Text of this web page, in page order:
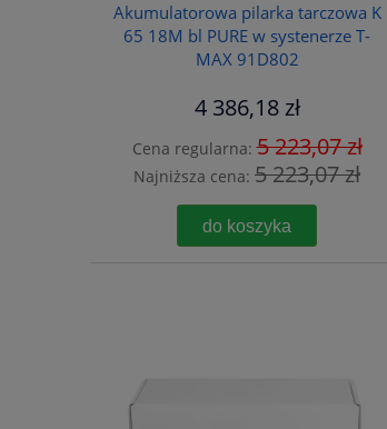
Akumulatorowa pilarka tarczowa K
65 18M bl PURE w systenerze T-
MAX 91D802
4 386,18 zł
Cena regularna:5 223,07 zł
Najniższa cena: 5 223,07 zł
do koszyka